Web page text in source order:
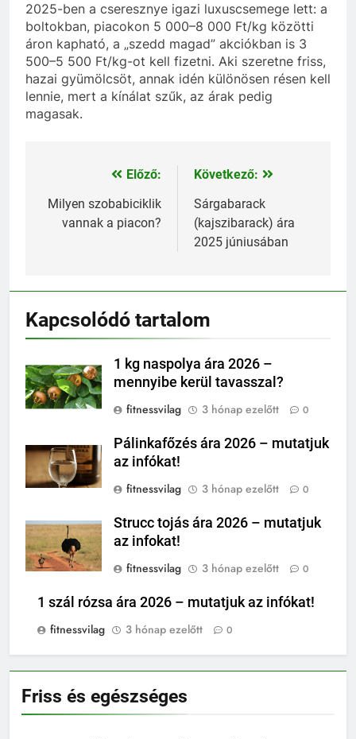
2025-ben a cseresznye igazi luxuscsemege lett: a
boltokban, piacokon 5 000–8 000 Ft/kg közötti
áron kapható, a „szedd magad” akciókban is 3
500–5 500 Ft/kg-ot kell fizetni. Aki szeretne friss,
hazai gyümölcsöt, annak idén különösen résen kell
lennie, mert a kínálat szűk, az árak pedig
magasak.
Bejegyzés
navigáció
Előző:
Milyen szobabiciklik
vannak a piacon?
Következő:
Sárgabarack
(kajszibarack) ára
2025 júniusában
Kapcsolódó tartalom
1 kg naspolya ára 2026 –
mennyibe kerül tavasszal?
fitnessvilag
3 hónap ezelőtt 0
Pálinkafőzés ára 2026 – mutatjuk
az infókat!
fitnessvilag
3 hónap ezelőtt 0
Strucc tojás ára 2026 – mutatjuk
az infokat!
fitnessvilag
3 hónap ezelőtt 0
1 szál rózsa ára 2026 – mutatjuk az infókat!
fitnessvilag
3 hónap ezelőtt 0
Friss és egészséges